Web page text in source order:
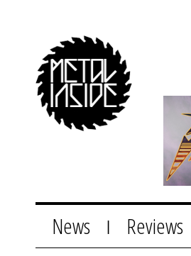
News Reviews